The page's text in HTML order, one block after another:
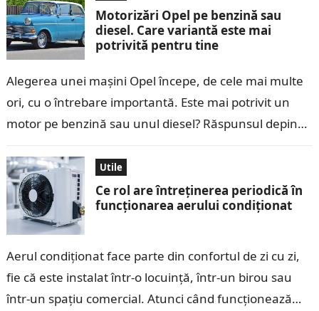
Motorizări Opel pe benzină sau
diesel. Care variantă este mai
potrivită pentru tine
Alegerea unei mașini Opel începe, de cele mai multe
ori, cu o întrebare importantă. Este mai potrivit un
motor pe benzină sau unul diesel? Răspunsul depinde
Utile
Ce rol are întreținerea periodică în
funcționarea aerului condiționat
Aerul condiționat face parte din confortul de zi cu zi,
fie că este instalat într-o locuință, într-un birou sau
într-un spațiu comercial. Atunci când funcționează